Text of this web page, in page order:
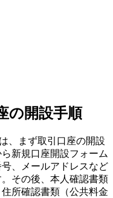
の開設手順
、まず取引口座の開設
新規口座開設フォーム
、メールアドレスなど
その後、本人確認書類
所確認書類（公共料金